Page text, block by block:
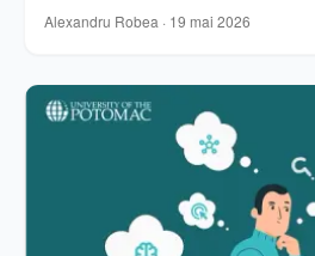
Alexandru Robea · 19 mai 2026